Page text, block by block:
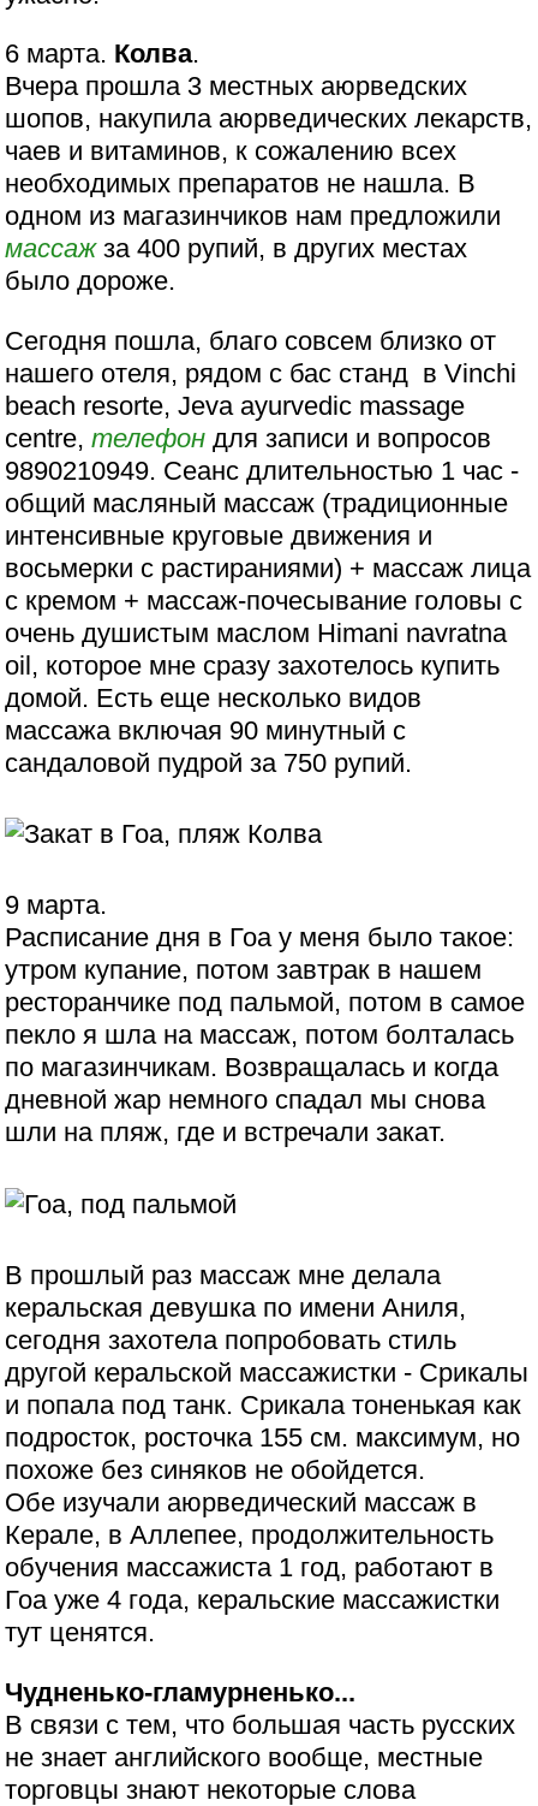
6 марта. Колва.
Вчера прошла 3 местных аюрведских
шопов, накупила аюрведических лекарств,
чаев и витаминов, к сожалению всех
необходимых препаратов не нашла. В
одном из магазинчиков нам предложили
массажза 400 рупий, в других местах
было дороже.
Сегодня пошла, благо совсем близко от
нашего отеля, рядом с бас станд в Vinchi
beach resorte, Jeva ayurvedic massage
centre,телефон для записи и вопросов
9890210949. Сеанс длительностью 1 час -
общий масляный массаж (традиционные
интенсивные круговые движения и
восьмерки с растираниями) + массаж лица
с кремом + массаж-почесывание головы с
очень душистым маслом Himani navratna
oil, которое мне сразу захотелось купить
домой. Есть еще несколько видов
массажа включая 90 минутный с
сандаловой пудрой за 750 рупий.
9 марта.
Расписание дня в Гоа у меня было такое:
утром купание, потом завтрак в нашем
ресторанчике под пальмой, потом в самое
пекло я шла на массаж, потом болталась
по магазинчикам. Возвращалась и когда
дневной жар немного спадал мы снова
шли на пляж, где и встречали закат.
В прошлый раз массаж мне делала
керальская девушка по имени Аниля,
сегодня захотела попробовать стиль
другой керальской массажистки - Срикалы
и попала под танк. Срикала тоненькая как
подросток, росточка 155 см. максимум, но
похоже без синяков не обойдется.
Обе изучали аюрведический массаж в
Керале, в Аллепее, продолжительность
обучения массажиста 1 год, работают в
Гоа уже 4 года, керальские массажистки
тут ценятся.
Чудненько-гламурненько...
В связи с тем, что большая часть русских
не знает английского вообще, местные
торговцы знают некоторые слова